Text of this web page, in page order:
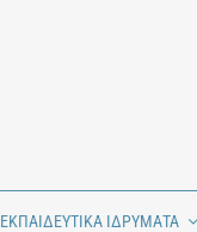
ΕΚΠΑΙΔΕΥΤΙΚΑ ΙΔΡΥΜΑΤΑ